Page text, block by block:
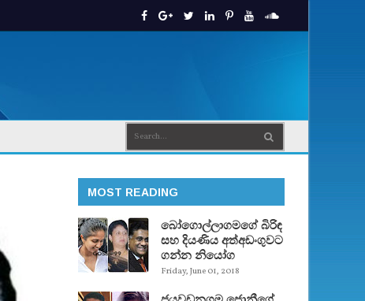
MOST READING
බෝගොල්ලාගමගේ බිරිඳ
සහ දියණිය අත්අඩංගුවට
ගන්න නියෝග
Friday, June 01, 2018